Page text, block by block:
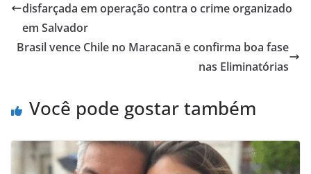
disfarçada em operação contra o crime organizado
em Salvador
Brasil vence Chile no Maracanã e confirma boa fase
nas Eliminatórias
Você pode gostar também